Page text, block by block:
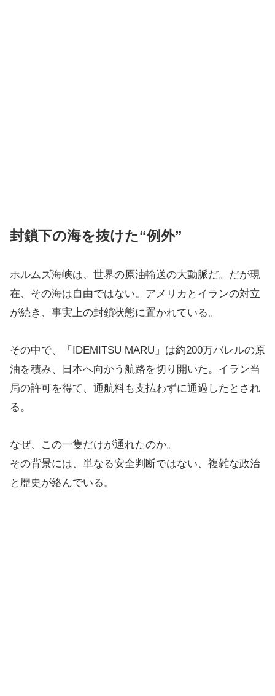
封鎖下の海を抜けた“例外”
ホルムズ海峡は、世界の原油輸送の大動脈だ。だが現
在、その海は自由ではない。アメリカとイランの対立
が続き、事実上の封鎖状態に置かれている。
その中で、「IDEMITSU MARU」は約200万バレルの原
油を積み、日本へ向かう航路を切り開いた。イラン当
局の許可を得て、通航料も支払わずに通過したとされ
る。
なぜ、この一隻だけが通れたのか。
その背景には、単なる安全判断ではない、複雑な政治
と歴史が絡んでいる。